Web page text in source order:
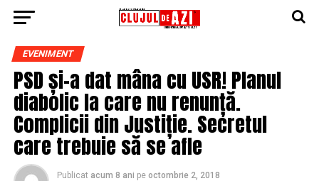
EVENIMENT
PSD și-a dat mâna cu USR! Planul
diabolic la care nu renunță.
Complicii din Justiție. Secretul
care trebuie să se afle
Publicat acum 8 ani pe octombrie 2, 2018